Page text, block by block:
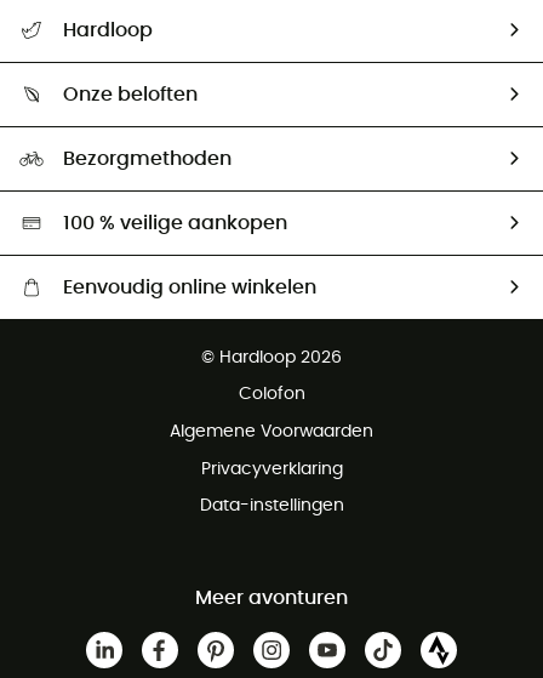
Mijn zending volgen
Retourzendingen & Terugbetalingen
Hardloop
Ambassadeurs
Onze beloften
Hardgreen
Bezorgmethoden
100 % veilige aankopen
Eenvoudig online winkelen
Gratis retourneren binnen 100 dagen
© Hardloop 2026
Colofon
Algemene Voorwaarden
Privacyverklaring
Data-instellingen
Meer avonturen